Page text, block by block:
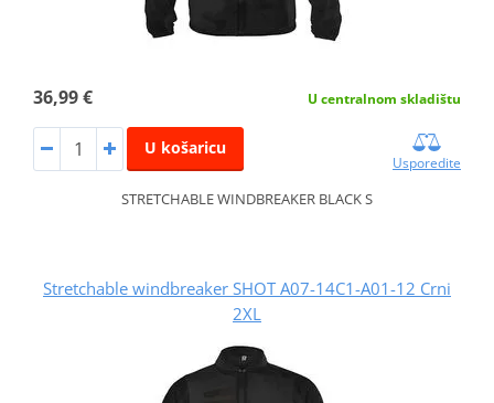
36,99 € U centralnom skladištu
U košaricu
Usporedite
STRETCHABLE WINDBREAKER BLACK S
Stretchable windbreaker SHOT A07-14C1-A01-12 Crni
2XL